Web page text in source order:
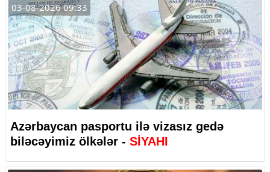
03-08-2026 09:33
Azərbaycan pasportu ilə vizasız gedə
biləcəyimiz ölkələr - SİYAHI